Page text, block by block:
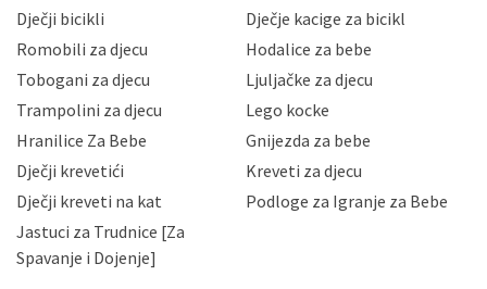
gubitka ili uništenja. Mae.hr štiti privatnost svojih
korisnika i posjetitelja web stranica, čuva povjerljivost
Vaših osobnih podataka te omogućava pristup i
priopćavanje osobnih podataka samo onim svojim
zaposlenicima kojima su isti potrebni radi provedbe
slučajevima koji su dozvoljeni zakonima. Napominjemo
da možete u svako doba, u potpunosti ili djelomice,
zatražiti prestanak aktivnosti obrade Vaših osobnih
podataka. Opoziv privole možete podnijeti poštom na
gore navedenu adresu ili e-mailom na adresu:
Dječji bicikli
Dječje kacige za bicikl
Romobili za djecu
Hodalice za bebe
Tobogani za djecu
Ljuljačke za djecu
Trampolini za djecu
Lego kocke
Hranilice Za Bebe
Gnijezda za bebe
Dječji krevetići
Kreveti za djecu
Dječji kreveti na kat
Podloge za Igranje za Bebe
Jastuci za Trudnice [Za
Spavanje i Dojenje]